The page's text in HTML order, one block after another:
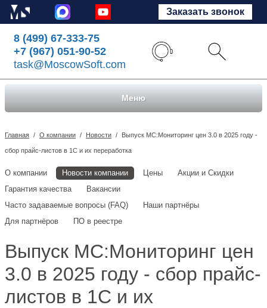
Заказать звонок
8 (499) 67-333-75
+7 (967) 051-90-52
task@MoscowSoft.com
Меню
Главная / О компании / Новости / Выпуск МС:Мониторинг цен 3.0 в 2025 году -
сбор прайс-листов в 1С и их переработка
О компании Новости компании Цены
Акции и Скидки
Гарантия качества
Вакансии
Часто задаваемые вопросы (FAQ)
Наши партнёры
Для партнёров
ПО в реестре
Выпуск МС:Мониторинг цен
3.0 в 2025 году - сбор прайс-
листов в 1С и их